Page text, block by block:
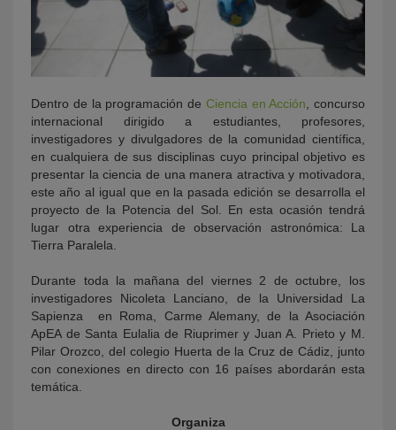
Dentro de la programación de Ciencia en Acción , concurso
internacional dirigido a estudiantes, profesores,
investigadores y divulgadores de la comunidad científica,
en cualquiera de sus disciplinas cuyo principal objetivo es
presentar la ciencia de una manera atractiva y motivadora,
este año al igual que en la pasada edición se desarrolla el
proyecto de la Potencia del Sol. En esta ocasión tendrá
lugar otra experiencia de observación astronómica: La
Tierra Paralela.
Durante toda la mañana del viernes 2 de octubre, los
investigadores Nicoleta Lanciano, de la Universidad La
Sapienza en Roma, Carme Alemany, de la Asociación
ApEA de Santa Eulalia de Riuprimer y Juan A. Prieto y M.
Pilar Orozco, del colegio Huerta de la Cruz de Cádiz, junto
con conexiones en directo con 16 países abordarán esta
temática.
Organiza